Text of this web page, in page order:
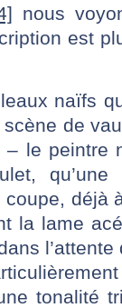
nous
est
naïfs
de
le peintre
qu’une
déjà
la lame
tonalité